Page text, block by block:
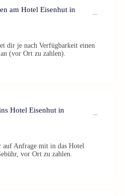
am Hotel Eisenhut in
dir je nach Verfügbarkeit einen
(vor Ort zu zahlen).
Hotel Eisenhut in
auf Anfrage mit in das Hotel
vor Ort zu zahlen.